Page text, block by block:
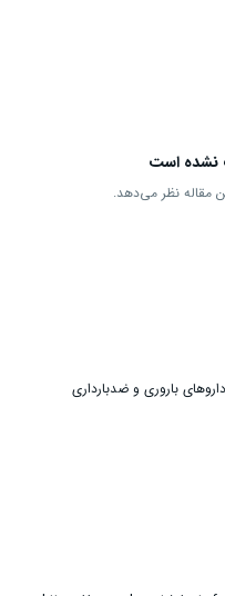
نشده است
مقاله نظر می‌دهد.
داروهای باروری و ضدبارداری